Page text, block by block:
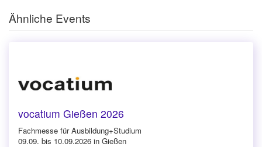
Ähnliche Events
vocatium Gießen 2026
Fachmesse für Ausbildung+Studium
09.09. bis 10.09.2026 in Gießen